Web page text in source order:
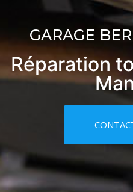
GARAGE
Réparation